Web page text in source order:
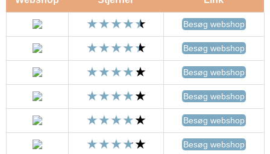
Besøg webshop
Besøg webshop
Besøg webshop
Besøg webshop
Besøg webshop
Besøg webshop